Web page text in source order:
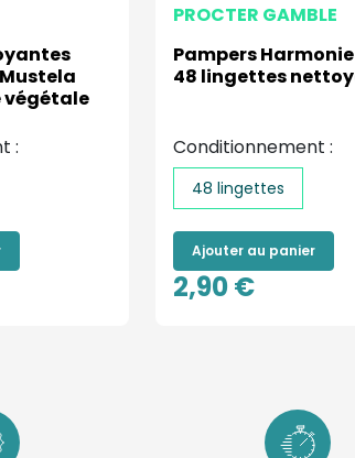
végétale
:
PROCTER GAMBLE
Pampers
48 lingettes
Conditionnement :
48 lingettes
Ajouter au panier
2,90 €